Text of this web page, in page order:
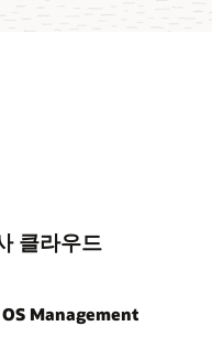
클라우드
Management